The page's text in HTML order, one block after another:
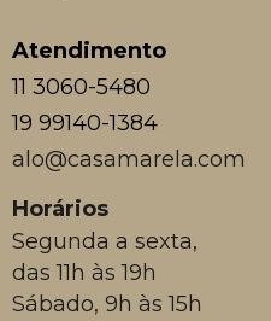
Atendimento
11 3060-5480
19 99140-1384
alo@casamarela.com
Horários
Segunda a sexta,
das 11h às 19h
Sábado, 9h às 15h